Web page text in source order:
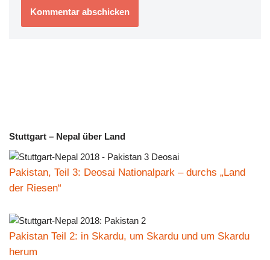
Stuttgart – Nepal über Land
Pakistan, Teil 3: Deosai Nationalpark – durchs „Land
der Riesen“
Pakistan Teil 2: in Skardu, um Skardu und um Skardu
herum